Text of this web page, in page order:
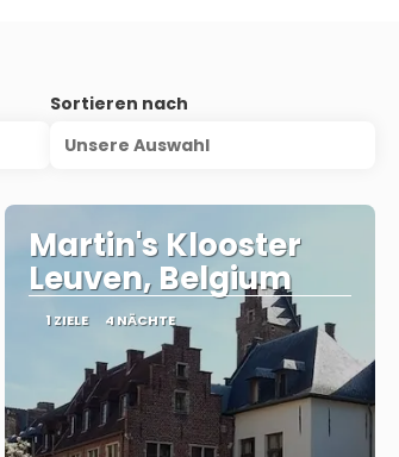
Sortieren nach
Unsere Auswahl
Martin's Klooster
Leuven, Belgium
1 ZIELE 4 NÄCHTE